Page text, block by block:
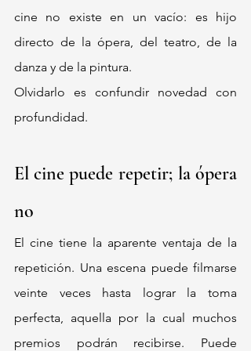
cine no existe en un vacío: es hijo
directo de la ópera, del teatro, de la
danza y de la pintura.
Olvidarlo es confundir novedad con
profundidad.
El cine puede repetir; la ópera
no
El cine tiene la aparente ventaja de la
repetición. Una escena puede filmarse
veinte veces hasta lograr la toma
perfecta, aquella por la cual muchos
premios podrán recibirse. Puede